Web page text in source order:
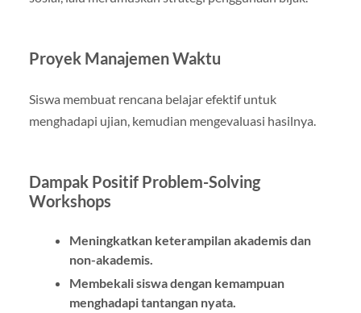
Proyek Manajemen Waktu
Siswa membuat rencana belajar efektif untuk
menghadapi ujian, kemudian mengevaluasi hasilnya.
Dampak Positif Problem-Solving
Workshops
Meningkatkan keterampilan akademis dan
non-akademis.
Membekali siswa dengan kemampuan
menghadapi tantangan nyata.